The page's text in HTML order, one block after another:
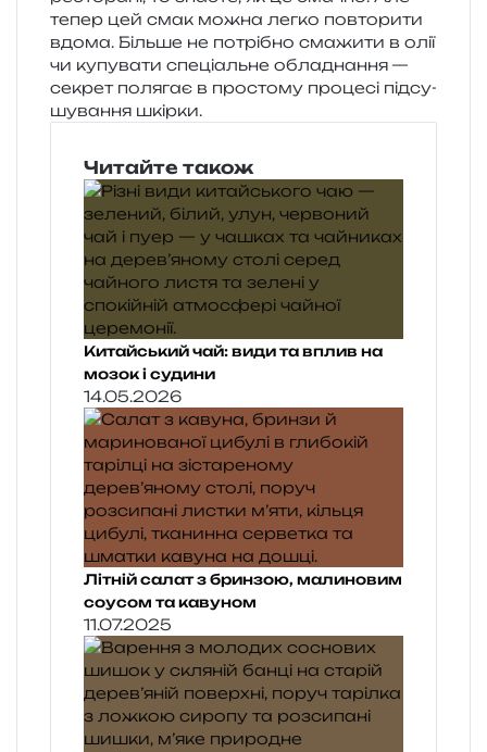
тепер цей смак можна легко повто­ри­ти
вдома. Більше не потрі­бно сма­жи­ти в олії
чи купу­ва­ти спе­ці­аль­не обла­дна­н­ня —
секрет поля­гає в про­сто­му про­це­сі під­су­
шу­ва­н­ня шкірки.
Читайте також
Китайський чай: види та вплив на
мозок і судини
14.05.2026
Літній салат з бринзою, малиновим
соусом та кавуном
11.07.2025